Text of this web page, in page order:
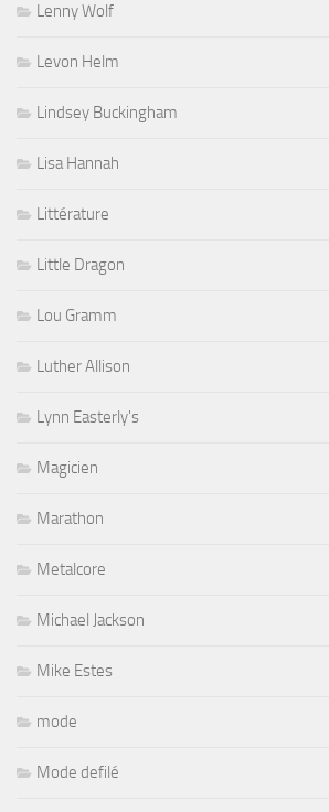
Lenny Wolf
Levon Helm
Lindsey Buckingham
Lisa Hannah
Littérature
Little Dragon
Lou Gramm
Luther Allison
Lynn Easterly's
Magicien
Marathon
Metalcore
Michael Jackson
Mike Estes
mode
Mode defilé